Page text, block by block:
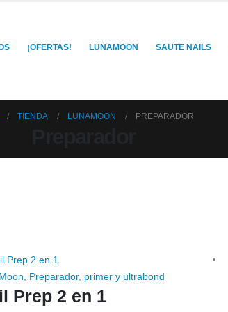
¡OFERTAS! LUNAMOON SAUTE NAILS
TIENDA LUNAMOON PREPARADOR
, Preparador, primer y ultrabond
Prep 2 en 1